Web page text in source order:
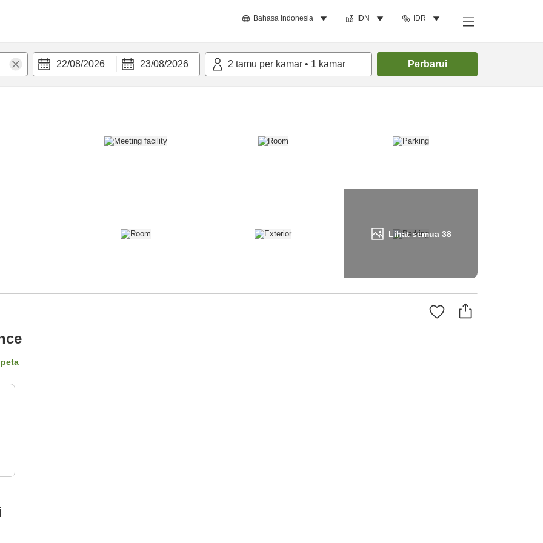
Bahasa Indonesia IDN IDR
22/08/2026 23/08/2026 2 tamu per kamar • 1 kamar Perbarui
Lihat semua 38
Cari kamar